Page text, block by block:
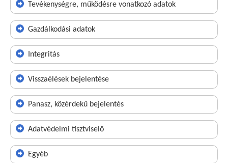
Tevékenységre, működésre vonatkozó adatok
Gazdálkodási adatok
Integritás
Visszaélések bejelentése
Panasz, közérdekű bejelentés
Adatvédelmi tisztviselő
Egyéb